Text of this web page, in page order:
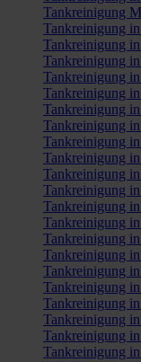
Tankreinigung
Tankreinigung
Tankreinigung
Tankreinigung
Tankreinigung
Tankreinigung
Tankreinigung
Tankreinigung
Tankreinigung
Tankreinigung
Tankreinigung
Tankreinigung
Tankreinigung
Tankreinigung
Tankreinigung
Tankreinigung
Tankreinigung
Tankreinigung
Tankreinigung
Tankreinigung
Tankreinigung
Tankreinigung